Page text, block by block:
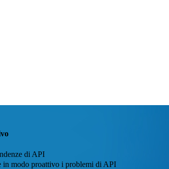
di API
in modo proattivo i problemi di API